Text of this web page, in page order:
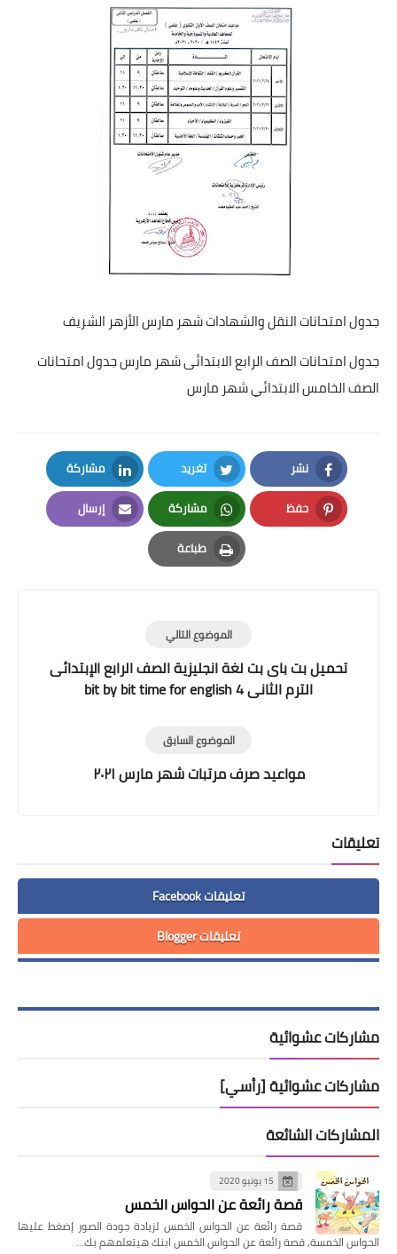
جدول امتحانات النقل والشهادات شهر مارس الأزهر الشريف
جدول امتحانات الصف الرابع الابتدائى شهر مارس جدول امتحانات
الصف الخامس الابتدائي شهر مارس
نشر
Facebook
تغريد
Twitter
مشاركة
LinkedIn
حفظ
Pinterest
مشاركة
Whatsapp
إرسال
Email
طباعة
Print
الموضوع التالي
تحميل بت باى بت لغة انجليزية الصف الرابع الإبتدائى
الترم الثانى 4 bit by bit time for english
الموضوع السابق
مواعيد صرف مرتبات شهر مارس ٢٠٢١
تعليقات
تعليقات Facebook
تعليقات Blogger
مشاركات عشوائية
مشاركات عشوائية [رأسي]
المشاركات الشائعة
15 يونيو 2020
قصة رائعة عن الحواس الخمس
قصة رائعة عن الحواس الخمس لزيادة جودة الصور إضغط عليها
الحواس الخمسة, قصة رائعة عن الحواس الخمس ابنك هيتعلمهم بك…